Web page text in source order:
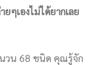
ยๆเองไม่ได้ยากเลย
วน 68 ชนิด คุณรู้จัก